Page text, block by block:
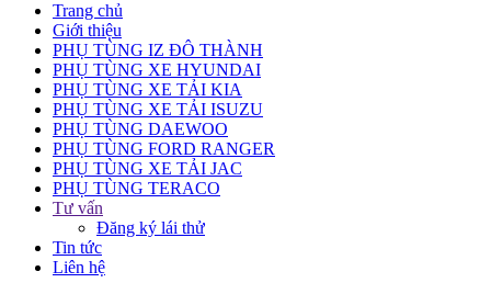
Trang chủ
Giới thiệu
PHỤ TÙNG IZ ĐÔ THÀNH
PHỤ TÙNG XE HYUNDAI
PHỤ TÙNG XE TẢI KIA
PHỤ TÙNG XE TẢI ISUZU
PHỤ TÙNG DAEWOO
PHỤ TÙNG FORD RANGER
PHỤ TÙNG XE TẢI JAC
PHỤ TÙNG TERACO
Tư vấn
Đăng ký lái thử
Tin tức
Liên hệ